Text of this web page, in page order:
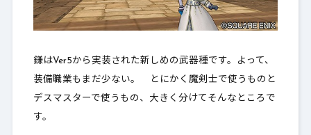
鎌はVer5から実装された新しめの武器種です。よって、
装備職業もまだ少ない。 とにかく魔剣士で使うものと
デスマスターで使うもの、大きく分けてそんなところで
す。